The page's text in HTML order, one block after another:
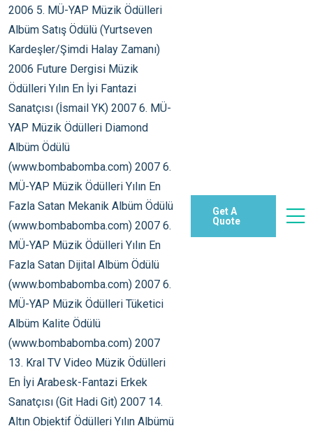
Get A
Quote